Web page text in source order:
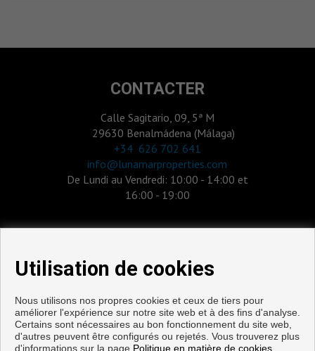
CONTACTER
Calle Sagitario, 09, 5ª M
29630 Benalmádena (Málaga)
‎+34 626 702 641
info@lunamarproperties.com
De Lundi au Vendredi: 10:00 - 14:00 et
16:00 - 19:00
Utilisation de cookies
Nous utilisons nos propres cookies et ceux de tiers pour
améliorer l'expérience sur notre site web et à des fins d'analyse.
Certains sont nécessaires au bon fonctionnement du site web,
d'autres peuvent être configurés ou rejetés. Vous trouverez plus
d'informations sur la page Politique en matière de cookies